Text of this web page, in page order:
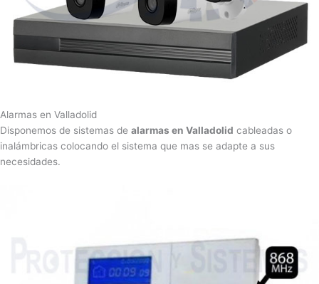
Alarmas en Valladolid
Disponemos de sistemas de alarmas en Valladolid cableadas o
inalámbricas colocando el sistema que mas se adapte a sus
necesidades.